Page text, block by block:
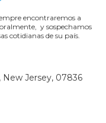
encontraremos a
y sospechamos
cotidianas de su país.
Jersey, 07836